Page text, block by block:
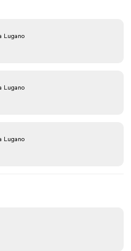
Lugano
Lugano
Lugano